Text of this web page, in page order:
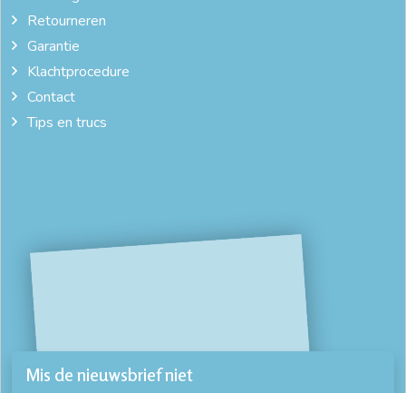
Retourneren
Garantie
Klachtprocedure
Contact
Tips en trucs
Mis de nieuwsbrief niet